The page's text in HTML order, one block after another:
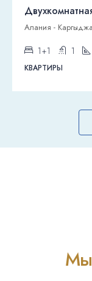
Алания -
1+1 1
КВАРТИРЫ